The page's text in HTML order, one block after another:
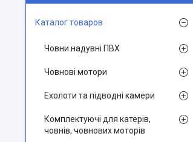
Каталог товаров
Човни надувні ПВХ
Човнові мотори
Ехолоти та підводні камери
Комплектуючі для катерів,
човнів, човнових моторів